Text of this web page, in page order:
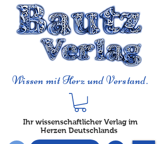
Wissen mit Herz und Verstand.
Ihr wissenschaftlicher Verlag im
Herzen Deutschlands